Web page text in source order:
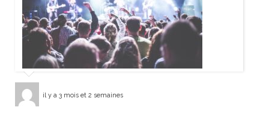
il y a 3 mois et 2 semaines